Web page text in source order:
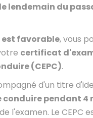
lendemain du
est favorable, vous
certificat
(CEPC).
d'un titre
conduire pendant 4
l'examen. Le CEPC